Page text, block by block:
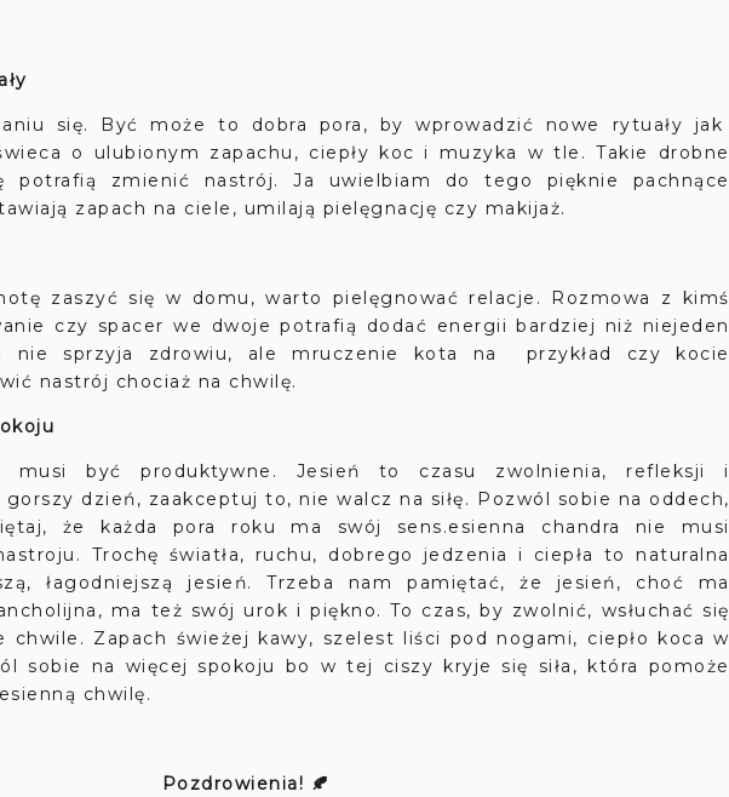
się. Być może to dobra pora, by wprowadzić nowe rytuały jak
o ulubionym zapachu, ciepły koc i muzyka w tle. Takie drobne
potrafią zmienić nastrój. Ja uwielbiam do tego pięknie pachnące
zapach na ciele, umilają pielęgnację czy makijaż.
zaszyć się w domu, warto pielęgnować relacje. Rozmowa z kimś
czy spacer we dwoje potrafią dodać energii bardziej niż niejeden
nie sprzyja zdrowiu, ale mruczenie kota na przykład czy kocie
nastrój chociaż na chwilę.
musi być produktywne. Jesień to czasu zwolnienia, refleksji i
dzień, zaakceptuj to, nie walcz na siłę. Pozwól sobie na oddech,
że każda pora roku ma swój sens.esienna chandra nie musi
Trochę światła, ruchu, dobrego jedzenia i ciepła to naturalna
łagodniejszą jesień. Trzeba nam pamiętać, że jesień, choć ma
ma też swój urok i piękno. To czas, by zwolnić, wsłuchać się
chwile. Zapach świeżej kawy, szelest liści pod nogami, ciepło koca w
sobie na więcej spokoju bo w tej ciszy kryje się siła, która pomoże
chwilę.
Pozdrowienia! 🍂